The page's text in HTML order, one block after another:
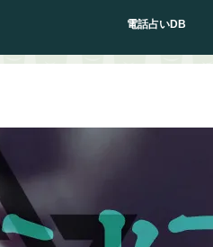
電話占いDB